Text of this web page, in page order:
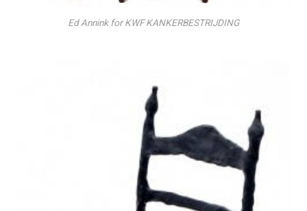
Ed Annink for KWF KANKERBESTRIJDING